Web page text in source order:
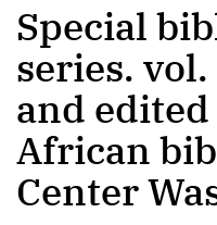
Special
series.
and
African
Center